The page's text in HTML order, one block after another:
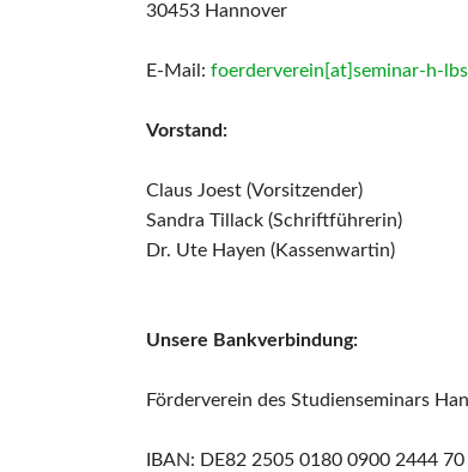
30453 Hannover
E-Mail: foerderverein[at]seminar-h-
Vorstand:
Claus Joest (Vorsitzender)
Sandra Tillack (Schriftführerin)
Dr. Ute Hayen (Kassenwartin)
Unsere Bankverbindung:
Förderverein des Studienseminars
IBAN: DE82 2505 0180 0900 2444 70